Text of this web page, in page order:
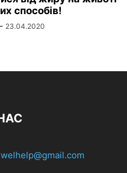
способів!
- 23.04.2020